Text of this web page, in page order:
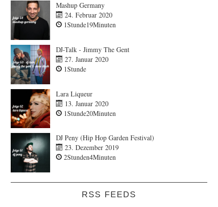
Mashup Germany
24. Februar 2020
1Stunde19Minuten
DJ-Talk - Jimmy The Gent
27. Januar 2020
1Stunde
Lara Liqueur
13. Januar 2020
1Stunde20Minuten
DJ Peny (Hip Hop Garden Festival)
23. Dezember 2019
2Stunden4Minuten
RSS FEEDS